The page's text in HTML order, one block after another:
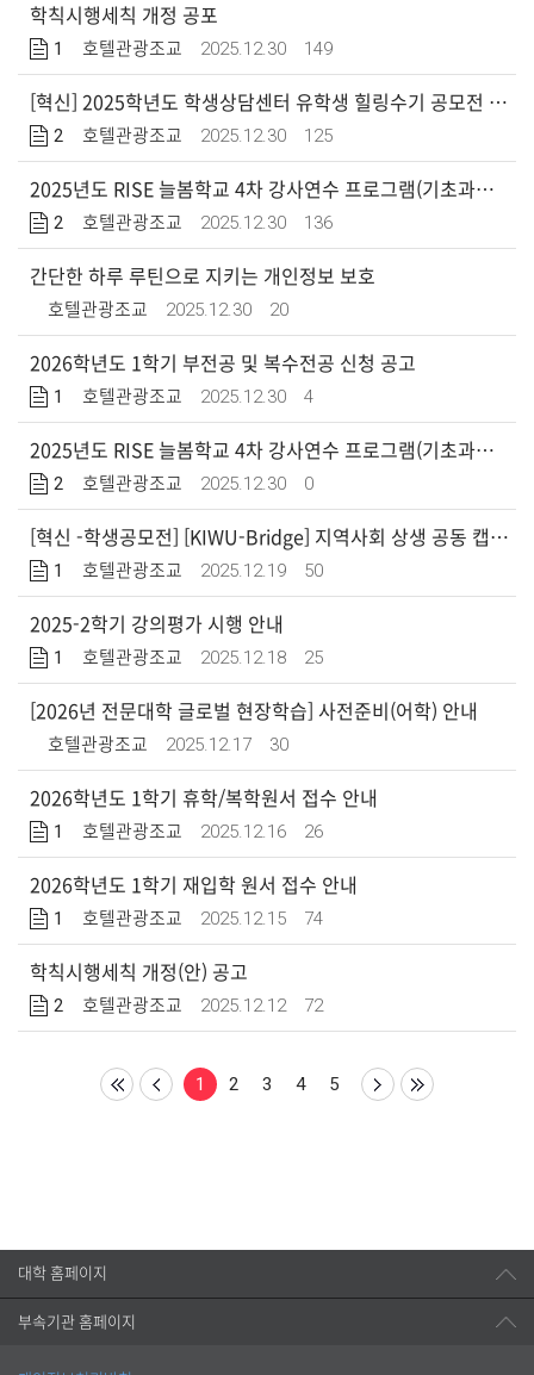
학칙시행세칙 개정 공포
1 호텔관광조교 2025.12.30 149
[혁신] 2025학년도 학생상담센터 유학생 힐링수기 공모전 수상자 안내 (Announcement of the Winning: Healing Essay Contest)
2 호텔관광조교 2025.12.30 125
2025년도 RISE 늘봄학교 4차 강사연수 프로그램(기초과정, 전문심화과정) 추가 모집 안내
2 호텔관광조교 2025.12.30 136
간단한 하루 루틴으로 지키는 개인정보 보호
호텔관광조교 2025.12.30 20
2026학년도 1학기 부전공 및 복수전공 신청 공고
1 호텔관광조교 2025.12.30 4
2025년도 RISE 늘봄학교 4차 강사연수 프로그램(기초과정, 전문 심화과정) 신청 안내
2 호텔관광조교 2025.12.30 0
[혁신 -학생공모전] [KIWU-Bridge] 지역사회 상생 공동 캡스톤 프로젝트 공모전
1 호텔관광조교 2025.12.19 50
2025-2학기 강의평가 시행 안내
1 호텔관광조교 2025.12.18 25
[2026년 전문대학 글로벌 현장학습] 사전준비(어학) 안내
호텔관광조교 2025.12.17 30
2026학년도 1학기 휴학/복학원서 접수 안내
1 호텔관광조교 2025.12.16 26
2026학년도 1학기 재입학 원서 접수 안내
1 호텔관광조교 2025.12.15 74
학칙시행세칙 개정(안) 공고
2 호텔관광조교 2025.12.12 72
1 2 3 4 5
대학 홈페이지
부속기관 홈페이지